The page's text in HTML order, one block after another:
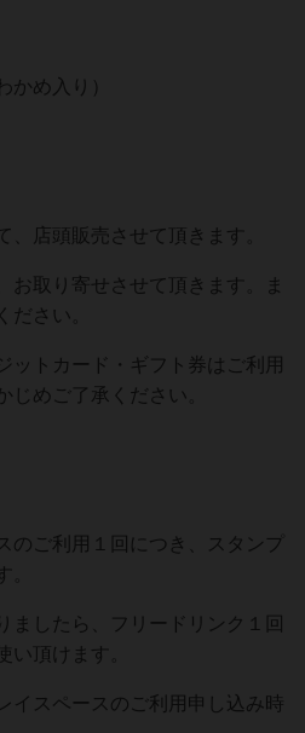
め入り）
店頭販売させて頂きます。
取り寄せさせて頂きます。ま
ださい。
トカード・ギフト券はご利用
じめご了承ください。
ご利用１回につき、スタンプ
。
したら、フリードリンク１回
い頂けます。
スペースのご利用申し込み時